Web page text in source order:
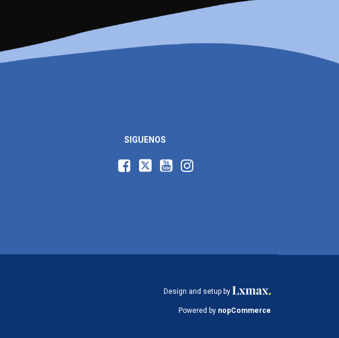
SIGUENOS
Design and setup by
Powered by nopCommerce